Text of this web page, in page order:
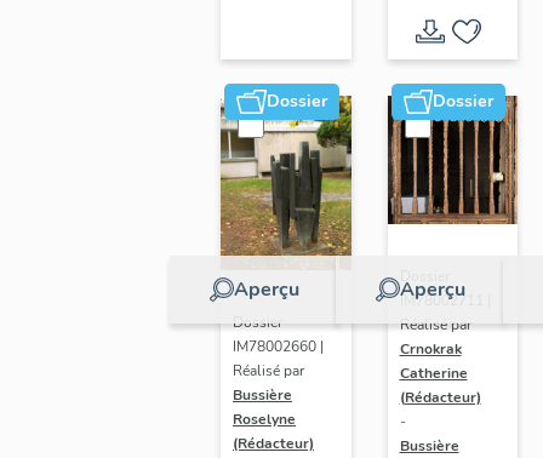
Dossier
Aperçu
Dossier
IM78002660 |
Réalisé par
Bussière
Roselyne
(Rédacteur)
Dossier
Aperçu
IM78002711 |
Réalisé par
Crnokrak
Catherine
(Rédacteur)
-
Bussière